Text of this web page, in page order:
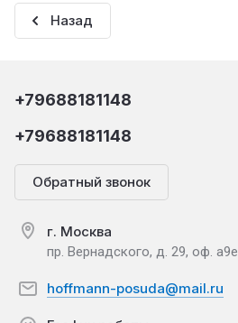
Назад
+79688181148
+79688181148
Обратный звонок
г. Москва
пр. Вернадского, д. 29, оф. а9е
hoffmann-posuda@mail.ru